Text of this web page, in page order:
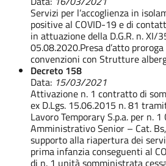
Servizi per l’accoglienza in
positive al COVID-19 e di
in attuazione della D.G.R. n. XI/
05.08.2020.Presa d’atto
convenzioni con Strutture
Decreto 158
Data: 15/03/2021
Attivazione n. 1 contratto di
ex D.Lgs. 15.06.2015 n. 81
Lavoro Temporary S.p.a. per n.
Amministrativo Senior – Cat.
supporto alla riapertura dei
prima infanzia conseguenti al
di n. 1 unità somministrata